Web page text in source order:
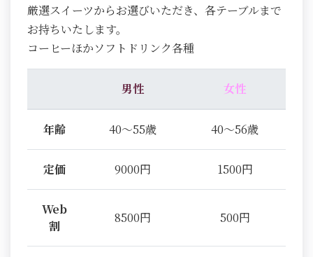
厳選スイーツからお選びいただき、各テーブルまで
お持ちいたします。
コーヒーほかソフトドリンク各種
男性 女性
年齢 40～55歳 40～56歳
定価 9000円 1500円
Web
割
8500円 500円